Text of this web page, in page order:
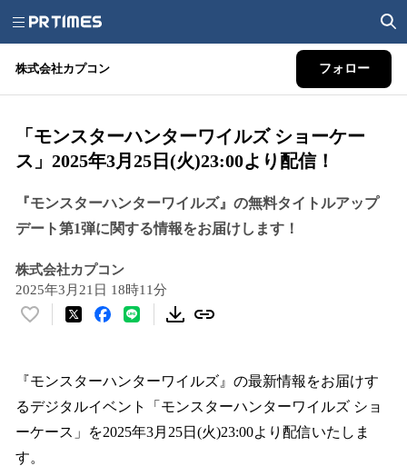
株式会社カプコン フォロー
「モンスターハンターワイルズ ショーケー
ス」2025年3月25日(火)23:00より配信！
『モンスターハンターワイルズ』の無料タイトルアップ
デート第1弾に関する情報をお届けします！
株式会社カプコン
2025年3月21日 18時11分
い
！
数
を
読
『モンスターハンターワイルズ』の最新情報をお届けす
るデジタルイベント「モンスターハンターワイルズ ショ
ーケース」を2025年3月25日(火)23:00より配信いたしま
す。